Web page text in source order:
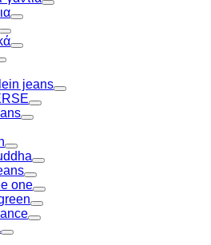
Toggle
Toggle
Toggle
Toggle
Toggle
jeans
Toggle
Toggle
Toggle
Toggle
Toggle
Toggle
one
Toggle
Toggle
Toggle
Toggle